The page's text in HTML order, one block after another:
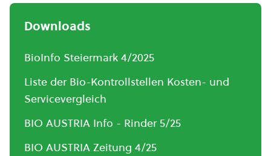
Downloads
BioInfo Steiermark 4/2025
Liste der Bio-Kontrollstellen Kosten- und
Servicevergleich
BIO AUSTRIA Info - Rinder 5/25
BIO AUSTRIA Zeitung 4/25